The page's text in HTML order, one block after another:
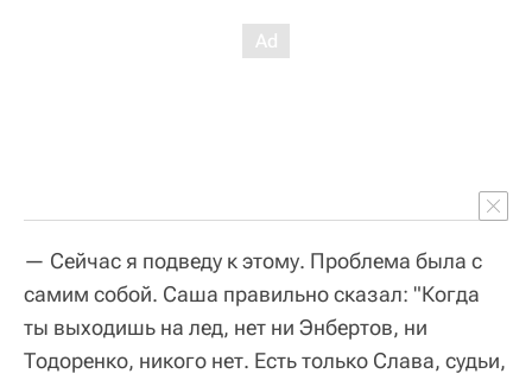
— Сейчас я подведу к этому. Проблема была с
самим собой. Саша правильно сказал: "Когда
ты выходишь на лед, нет ни Энбертов, ни
Тодоренко, никого нет. Есть только Слава, судьи,